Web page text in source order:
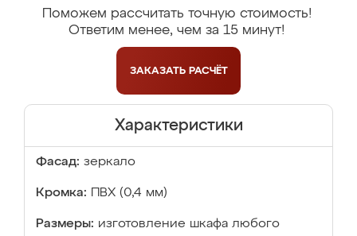
Поможем рассчитать точную стоимость!
Ответим менее, чем за 15 минут!
ЗАКАЗАТЬ РАСЧЁТ
Характеристики
Фасад: зеркало
Кромка: ПВХ (0,4 мм)
Размеры: изготовление шкафа любого